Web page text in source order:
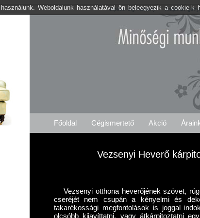
Kárpitos .org Vezseny Árajánlat
Főoldal Cégismertető Akció
Vezsenyi Heverő
Vezsenyi otthona heverőjének szövet,
cseréjét nem csupán a kényelmi és
takarékossági megfontolások is joggal
olcsóbb kijavíttatni, vagy átkárpitoztatni
Weboldalunk használatával ön beleegyezik a cookie-k